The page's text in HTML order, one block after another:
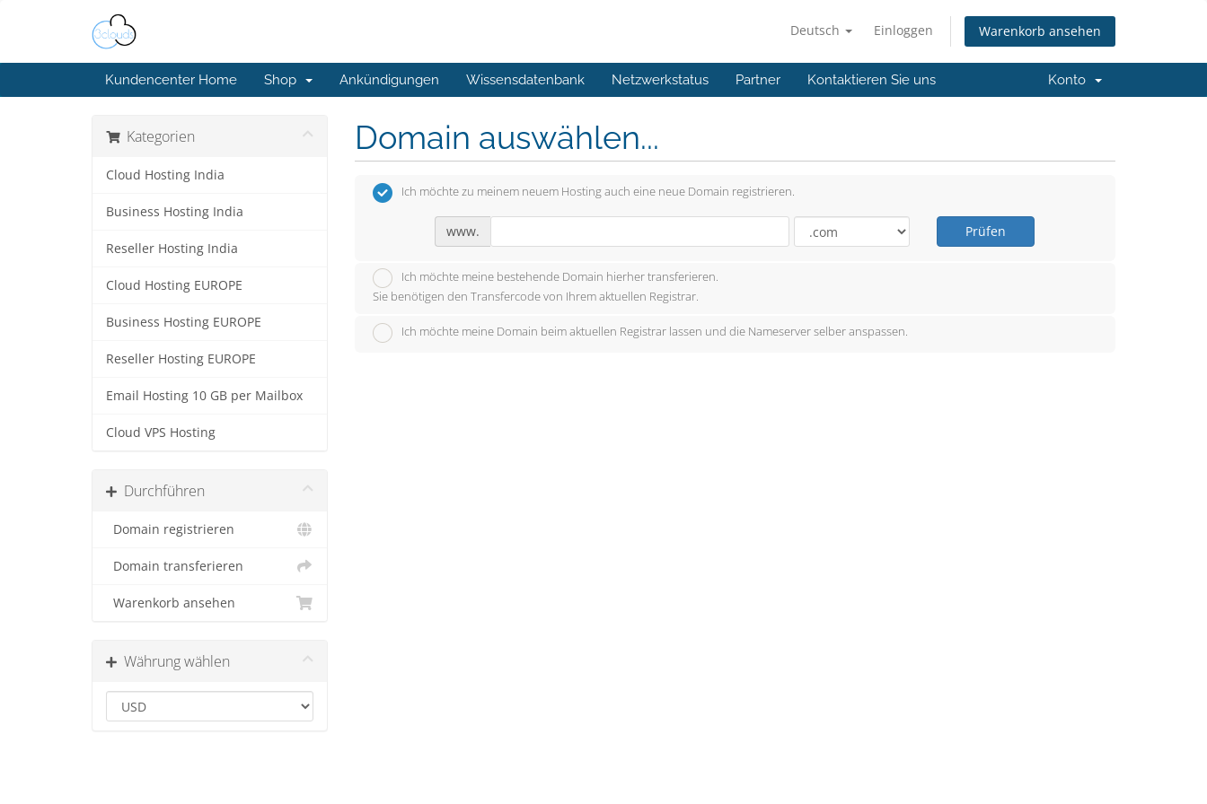
Deutsch Einloggen Warenkorb ansehen
Kundencenter Home Shop Ankündigungen Wissensdatenbank Netzwerkstatus Partner Kontaktieren Sie uns Konto
Kategorien
Cloud Hosting India
Business Hosting India
Reseller Hosting India
Cloud Hosting EUROPE
Business Hosting EUROPE
Reseller Hosting EUROPE
Email Hosting 10 GB per Mailbox
Cloud VPS Hosting
Durchführen
Domain registrieren
Domain transferieren
Warenkorb ansehen
Währung wählen
Domain auswählen...
Ich möchte zu meinem neuem Hosting auch eine neue Domain registrieren.
www. Prüfen
Ich möchte meine bestehende Domain hierher transferieren.
Sie benötigen den Transfercode von Ihrem aktuellen Registrar.
Ich möchte meine Domain beim aktuellen Registrar lassen und die Nameserver selber anspassen.